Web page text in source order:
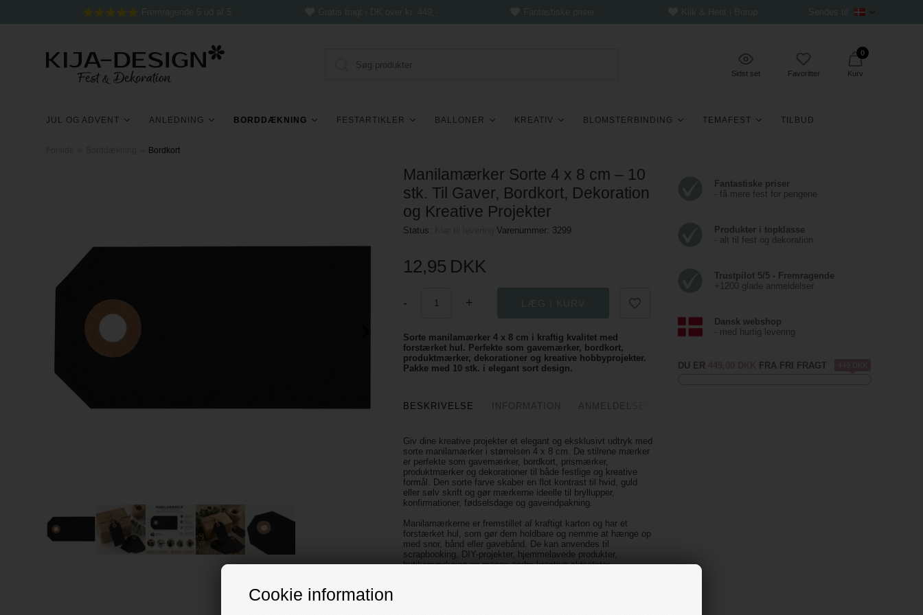
Cookie information
Sidst set Favoritter
0
Kurv
JUL OG ADVENT ANLEDNING BORDDÆKNING FESTARTIKLER BALLONER KREATIV BLOMSTERBINDING TEMAFEST TILBUD
Bordkort
Manilamærker Sorte 4 x 8 cm – 10
stk. Til Gaver, Bordkort, Dekoration
og Kreative Projekter
Status: Klar til leveringVarenummer: 3299
12,95 DKK
- +
Sorte manilamærker 4 x 8 cm i kraftig kvalitet med
forstærket hul. Perfekte som gavemærker, bordkort,
produktmærker, dekorationer og kreative hobbyprojekter.
Pakke med 10 stk. i elegant sort design.
BESKRIVELSE INFORMATION ANMELDELSER
Giv dine kreative projekter et elegant og eksklusivt udtryk med
sorte manilamærker i størrelsen 4 x 8 cm. De stilrene mærker
er perfekte som gavemærker, bordkort, prismærker,
produktmærker og dekorationer til både festlige og kreative
formål. Den sorte farve skaber en flot kontrast til hvid, guld
eller sølv skrift og gør mærkerne ideelle til bryllupper,
konfirmationer, fødselsdage og gaveindpakning.
Manilamærkerne er fremstillet af kraftigt karton og har et
forstærket hul, som gør dem holdbare og nemme at hænge op
med snor, bånd eller gavebånd. De kan anvendes til
scrapbooking, DIY-projekter, hjemmelavede produkter,
butiksmærkning og mange andre kreative aktiviteter.
Fantastiske priser
- få mere fest for pengene
Produkter i topklasse
- alt til fest og dekoration
Trustpilot 5/5 - Fremragende
+1200 glade anmeldelser
Dansk webshop
- med hurtig levering
DU ER FRA FRI FRAGT